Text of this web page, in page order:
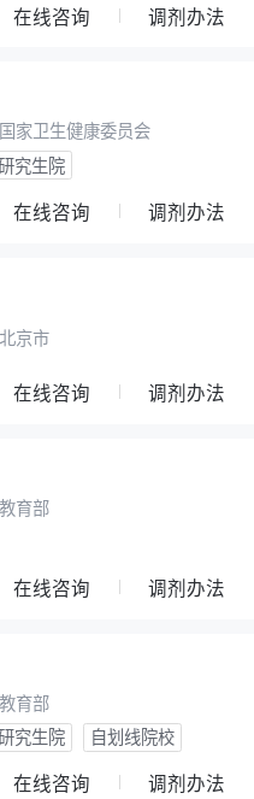
在线咨询 调剂办法
国家卫生健康委员会
究生院
在线咨询 调剂办法
北京市
在线咨询 调剂办法
教育部
在线咨询 调剂办法
教育部
究生院 自划线院校
在线咨询 调剂办法